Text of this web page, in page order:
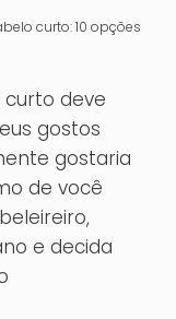
curto: 10 opções
deve
gostos
gostaria
de você
e decida